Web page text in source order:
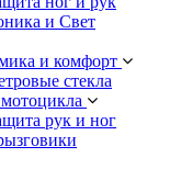
и Свет
и комфорт
стекла
рук и ног